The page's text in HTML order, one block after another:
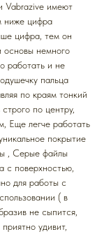
Vabrazive имеют
ниже цифра
цифра, тем он
немного
работать и не
пальца
по краям тонкий
по центру,
Еще легче работать
покрытие
, Серые файлы
с поверхностью,
для работы с
( в
не сыпится,
удивит,